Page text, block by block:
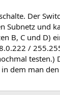
Der
Subnetz und
B, C und D)
/
testen.)
dem man